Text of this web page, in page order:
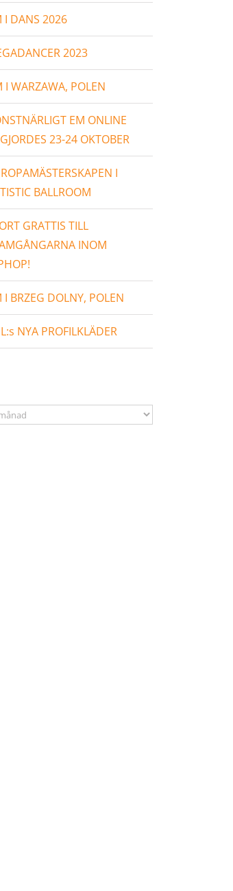
I DANS 2026
2023
I WARZAWA, POLEN
EM ONLINE
23-24 OKTOBER
I
BALLROOM
GRATTIS TILL
INOM
I BRZEG DOLNY, POLEN
NYA PROFILKLÄDER